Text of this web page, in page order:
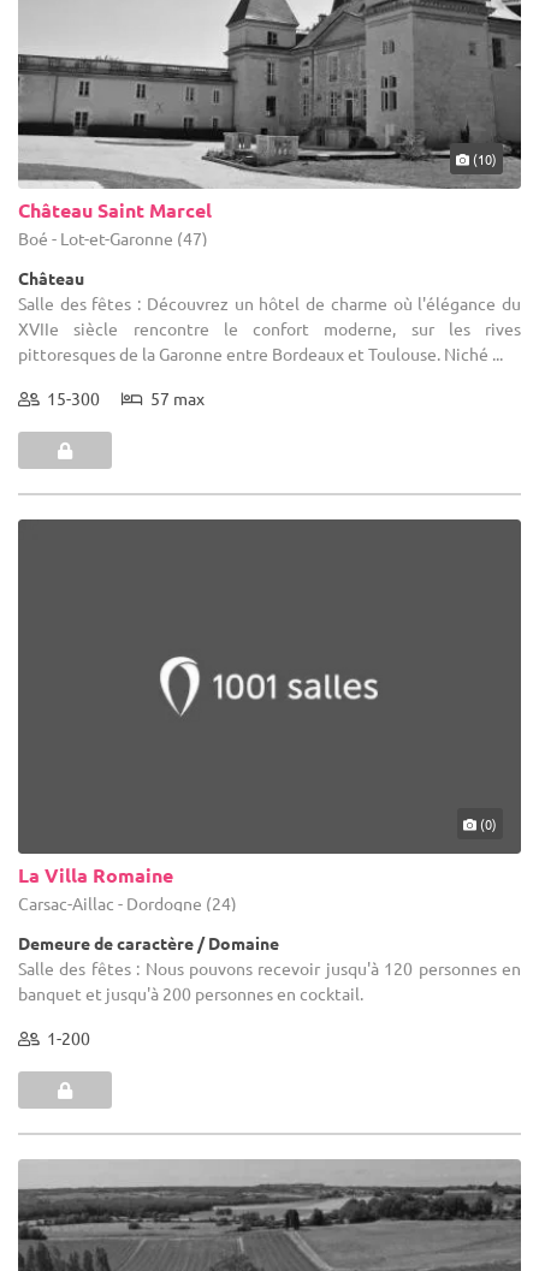
(10)
Château Saint Marcel
Boé - Lot-et-Garonne (47)
Château
Salle des fêtes : Découvrez un hôtel de charme où l'élégance du
XVIIe siècle rencontre le confort moderne, sur les rives
pittoresques de la Garonne entre Bordeaux et Toulouse. Niché ...
15-300 57 max
(0)
La Villa Romaine
Carsac-Aillac - Dordogne (24)
Demeure de caractère / Domaine
Salle des fêtes : Nous pouvons recevoir jusqu'à 120 personnes en
banquet et jusqu'à 200 personnes en cocktail.
1-200